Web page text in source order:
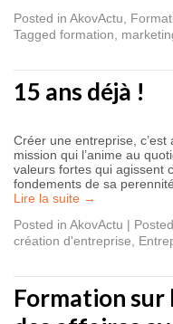
Posted in AkovActu
Tagged formation
15 ans déjà !
Créer une entreprise,
mission qui l’anime au
valeurs fortes qui agissent
fondements de sa
Lire la suite →
Posted in AkovActu |
création d'entreprise
Formation sur